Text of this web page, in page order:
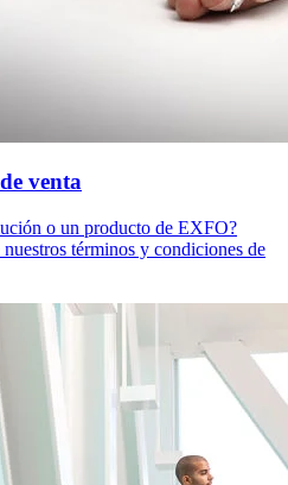
venta
o un producto de EXFO?
términos y condiciones de